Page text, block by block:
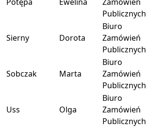
Publicznych
Sierny Dorota
Biuro
Zamówień
Publicznych
Sobczak Marta
Biuro
Zamówień
Publicznych
Uss Olga
Biuro
Zamówień
Publicznych